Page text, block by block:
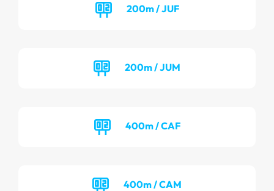
200m / JUF
200m / JUM
400m / CAF
400m / CAM